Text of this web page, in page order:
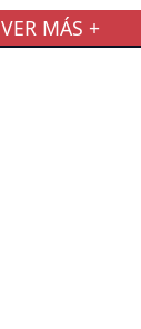
VER MÁS +